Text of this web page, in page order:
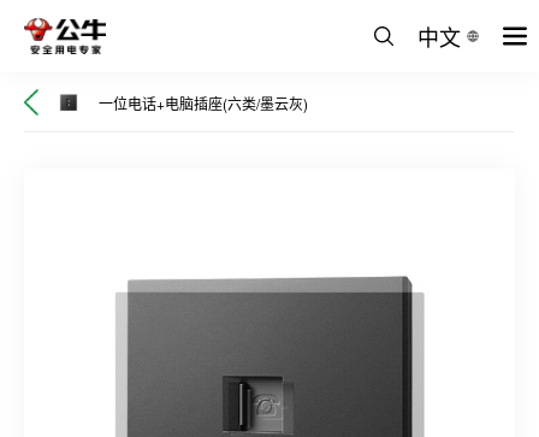
中文
一位电话+电脑插座(六类/墨云灰)